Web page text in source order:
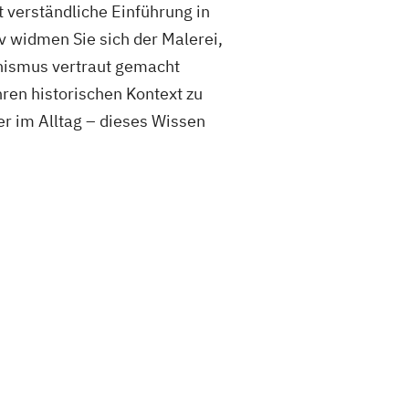
Einführung in
widmen Sie sich der Malerei,
vertraut gemacht
historischen Kontext zu
im Alltag – dieses Wissen